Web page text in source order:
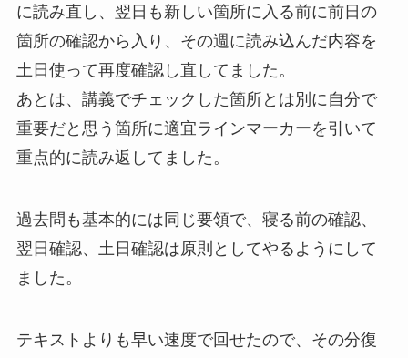
に読み直し、翌日も新しい箇所に入る前に前日の
箇所の確認から入り、その週に読み込んだ内容を
土日使って再度確認し直してました。
あとは、講義でチェックした箇所とは別に自分で
重要だと思う箇所に適宜ラインマーカーを引いて
重点的に読み返してました。
過去問も基本的には同じ要領で、寝る前の確認、
翌日確認、土日確認は原則としてやるようにして
ました。
テキストよりも早い速度で回せたので、その分復